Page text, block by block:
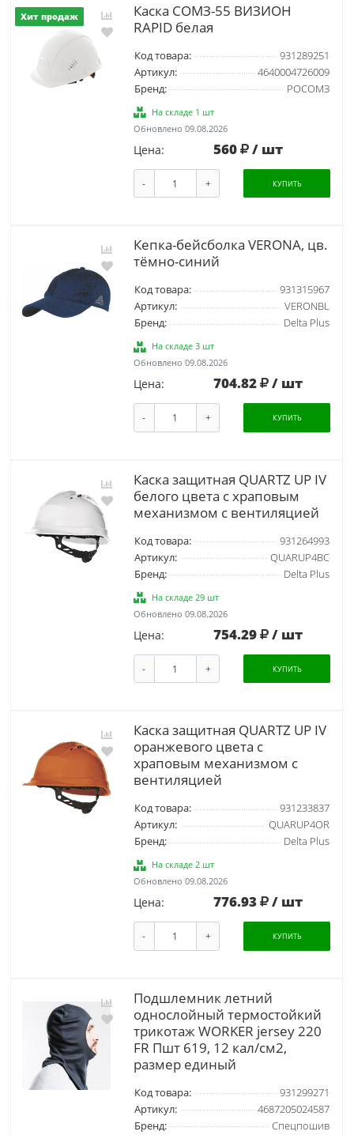
Хит продаж
Каска СОМЗ-55 ВИЗИОН
RAPID белая
Код товара:
931289251
Артикул:
4640004726009
Бренд:
РОСОМЗ
На складе 1 шт
Обновлено 09.08.2026
Цена: 560 / шт
- + КУПИТЬ
Кепка-бейсболка VERONA, цв.
тёмно-синий
Код товара:
931315967
Артикул:
VERONBL
Бренд:
Delta Plus
На складе 3 шт
Обновлено 09.08.2026
Цена: 704.82 / шт
- + КУПИТЬ
Каска защитная QUARTZ UP IV
белого цвета с храповым
механизмом с вентиляцией
Код товара:
931264993
Артикул:
QUARUP4BC
Бренд:
Delta Plus
На складе 29 шт
Обновлено 09.08.2026
Цена: 754.29 / шт
- + КУПИТЬ
Каска защитная QUARTZ UP IV
оранжевого цвета с
храповым механизмом с
вентиляцией
Код товара:
931233837
Артикул:
QUARUP4OR
Бренд:
Delta Plus
На складе 2 шт
Обновлено 09.08.2026
Цена: 776.93 / шт
- + КУПИТЬ
Подшлемник летний
однослойный термостойкий
трикотаж WORKER jersey 220
FR Пшт 619, 12 кал/см2,
размер единый
Код товара:
931299271
Артикул:
4687205024587
Бренд:
Спецпошив